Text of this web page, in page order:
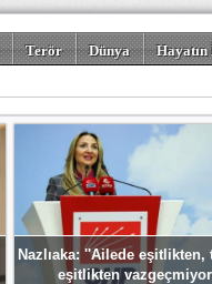
Terör Dünya
Nazlıaka: ''Ailede eşitlikten,
eşitlikten